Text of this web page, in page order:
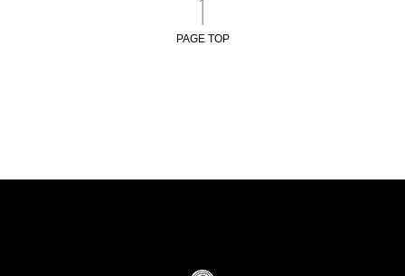
PAGE TOP